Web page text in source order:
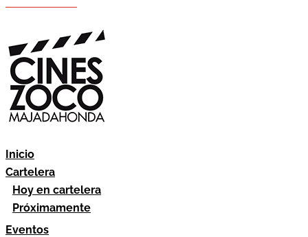
Inicio
Cartelera
Hoy en cartelera
Próximamente
Eventos